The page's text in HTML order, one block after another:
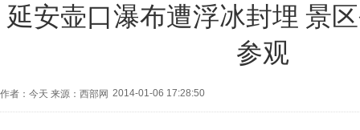
延安壶口瀑布遭浮冰封埋 景
参观
作者：今天 来源：西部网 2014-01-06 17:28:50